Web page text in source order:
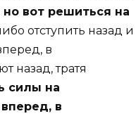
вот решиться на
отступить назад и
в
назад, тратя
силы на
в